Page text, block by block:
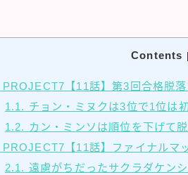
Contents
PROJECT7【11話】第3回合格脱
1.1. チョン・ミヌクは3位で1位は
1.2. カン・ミンソは順位を下げて脱
PROJECT7【11話】ファイナルマ
2.1. 遠慮がちだったサクラダケン